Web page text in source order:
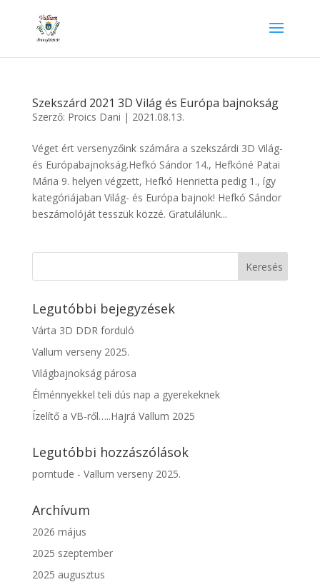
Szekszárd 2021 3D Világ és Európa bajnokság
Szerző: Proics Dani | 2021.08.13.
Véget ért versenyzőink számára a szekszárdi 3D Világ-
és Európabajnokság.Hefkó Sándor 14., Hefkóné Patai
Mária 9. helyen végzett, Hefkó Henrietta pedig 1., így
kategóriájaban Világ- és Európa bajnok! Hefkó Sándor
beszámolóját tesszük közzé. Gratulálunk...
Legutóbbi bejegyzések
Várta 3D DDR forduló
Vallum verseny 2025.
Világbajnokság párosa
Élménnyekkel teli dús nap a gyerekeknek
Ízelítő a VB-ről…..Hajrá Vallum 2025
Legutóbbi hozzászólások
porntude - Vallum verseny 2025.
Archívum
2026 május
2025 szeptember
2025 augusztus